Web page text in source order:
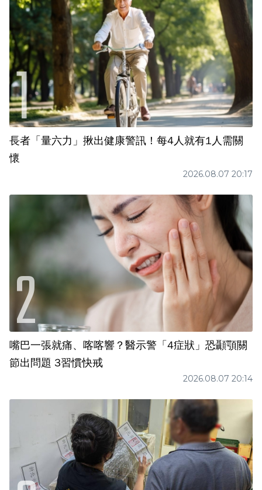
長者「量六力」揪出健康警訊！每4人就有1人需關
懷
2026.08.07 20:17
嘴巴一張就痛、喀喀響？醫示警「4症狀」恐顳顎關
節出問題 3習慣快戒
2026.08.07 20:14